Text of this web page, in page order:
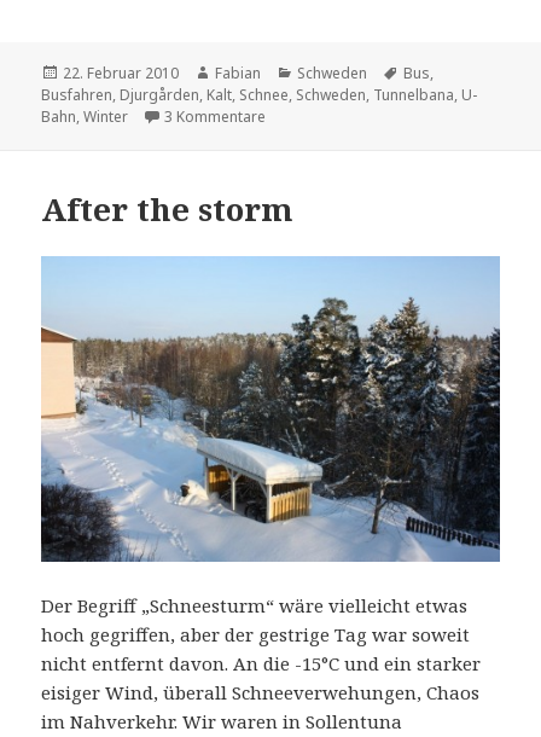
Veröffentlicht
am
22. Februar 2010 Autor
Fabian Kategorien
Schweden Schlagwörter
Bus,
Busfahren, Djurgården, Kalt, Schnee, Schweden, Tunnelbana, U-
Bahn,Winter 3 Kommentare
After the storm
Der Begriff „Schneesturm“ wäre vielleicht etwas
hoch gegriffen, aber der gestrige Tag war soweit
nicht entfernt davon. An die -15°C und ein starker
eisiger Wind, überall Schneeverwehungen, Chaos
im Nahverkehr. Wir waren in Sollentuna